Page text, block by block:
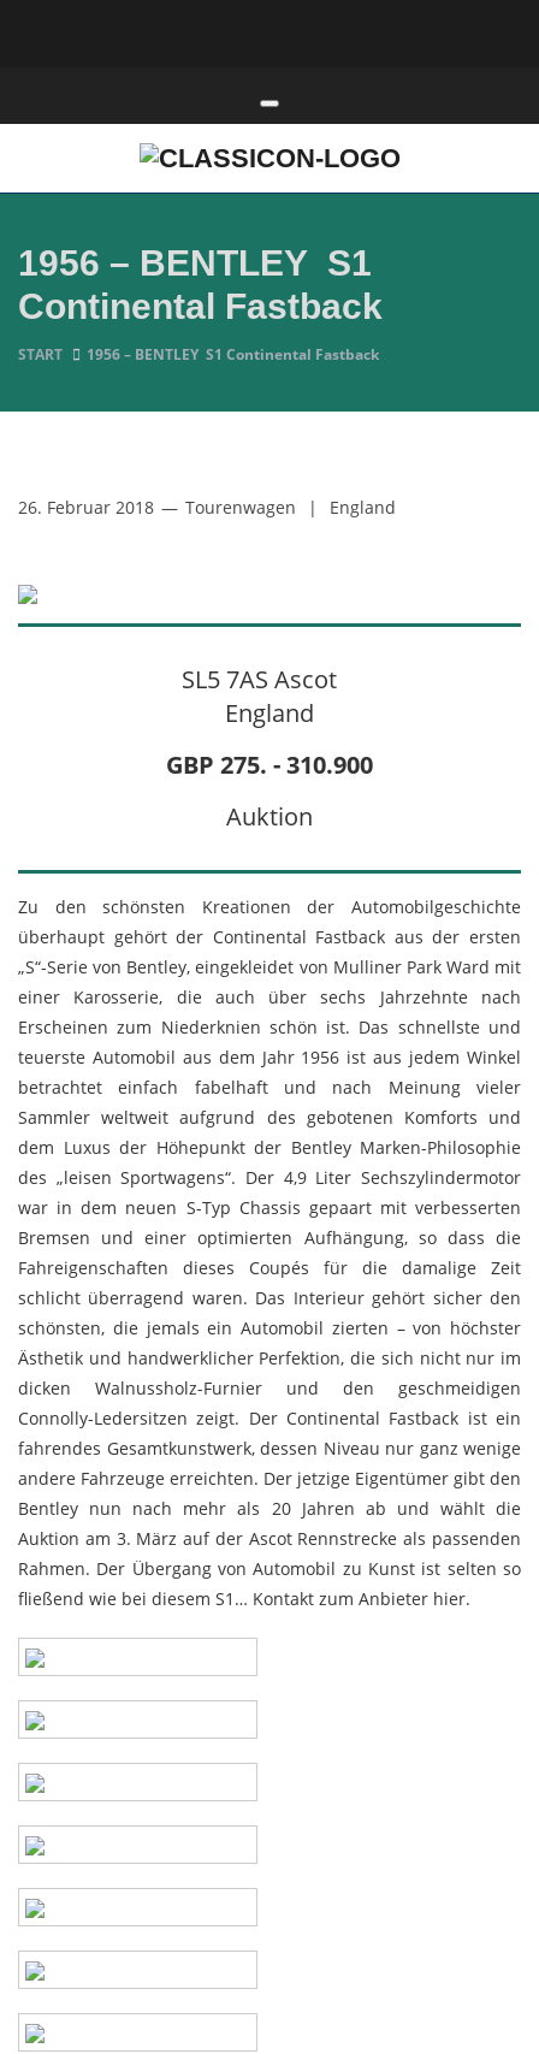
Toggle navigation
1956 – BENTLEY S1
Continental Fastback
START 1956 – BENTLEY S1 Continental Fastback
26. Februar 2018 — Tourenwagen | England
SL5 7AS Ascot
England
GBP 275. - 310.900
Auktion
Zu den schönsten Kreationen der Automobilgeschichte
überhaupt gehört der Continental Fastback aus der ersten
„S“-Serie von Bentley, eingekleidet von Mulliner Park Ward mit
einer Karosserie, die auch über sechs Jahrzehnte nach
Erscheinen zum Niederknien schön ist. Das schnellste und
teuerste Automobil aus dem Jahr 1956 ist aus jedem Winkel
betrachtet einfach fabelhaft und nach Meinung vieler
Sammler weltweit aufgrund des gebotenen Komforts und
dem Luxus der Höhepunkt der Bentley Marken-Philosophie
des „leisen Sportwagens“. Der 4,9 Liter Sechszylindermotor
war in dem neuen S-Typ Chassis gepaart mit verbesserten
Bremsen und einer optimierten Aufhängung, so dass die
Fahreigenschaften dieses Coupés für die damalige Zeit
schlicht überragend waren. Das Interieur gehört sicher den
schönsten, die jemals ein Automobil zierten – von höchster
Ästhetik und handwerklicher Perfektion, die sich nicht nur im
dicken Walnussholz-Furnier und den geschmeidigen
Connolly-Ledersitzen zeigt. Der Continental Fastback ist ein
fahrendes Gesamtkunstwerk, dessen Niveau nur ganz wenige
andere Fahrzeuge erreichten. Der jetzige Eigentümer gibt den
Bentley nun nach mehr als 20 Jahren ab und wählt die
Auktion am 3. März auf der Ascot Rennstrecke als passenden
Rahmen. Der Übergang von Automobil zu Kunst ist selten so
fließend wie bei diesem S1… Kontakt zum Anbieter hier.